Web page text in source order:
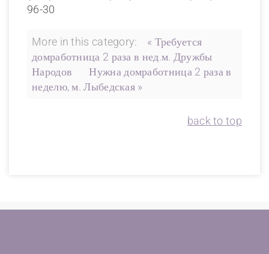
96-30
More in this category:
« Требуется
домработница 2 раза в нед.м. Дружбы
Народов
Нужна домработница 2 раза в
неделю, м. Лыбедская »
back to top